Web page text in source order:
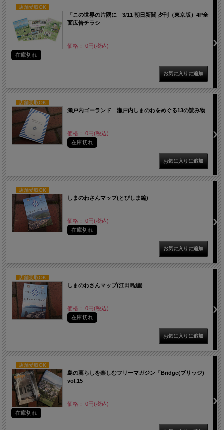
店舗受取OK
「この世界の片隅に」3/11 朝日新聞 夕刊（東京版）4P全
面広告チラシ
価格： 0円(税込)
在庫切れ
店舗受取OK
瀬戸内ゴーランド 瀬戸内しまのわをめぐる13の読み物
価格： 0円(税込)
在庫切れ
店舗受取OK
しまのわさんマップ(とびしま編)
価格： 0円(税込)
在庫切れ
店舗受取OK
しまのわさんマップ(江田島編)
価格： 0円(税込)
在庫切れ
店舗受取OK
島の暮らしを楽しむフリーマガジン「Bridge(ブリッジ)
vol.15」
価格： 0円(税込)
在庫切れ